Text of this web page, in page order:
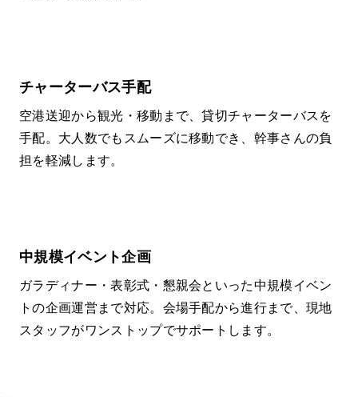
チャーターバス手配
空港送迎から観光・移動まで、貸切チャーターバスを
手配。大人数でもスムーズに移動でき、幹事さんの負
担を軽減します。
中規模イベント企画
ガラディナー・表彰式・懇親会といった中規模イベン
トの企画運営まで対応。会場手配から進行まで、現地
スタッフがワンストップでサポートします。